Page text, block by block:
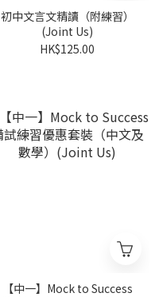
初中文言文精讀（附練習）
(Joint Us)
HK$125.00
【中一】Mock to Success